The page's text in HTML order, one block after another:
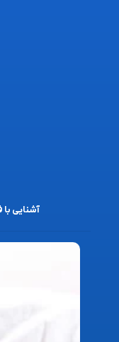
آشنایی با